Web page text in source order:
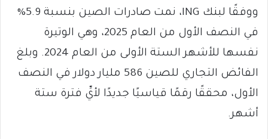
ووفقًا لبنك ING، نمت صادرات الصين بنسبة 5.9%
في النصف الأول من العام 2025، وهي الوتيرة
نفسها للأشهر الستة الأولى من العام 2024. وبلغ
الفائض التجاري للصين 586 مليار دولار في النصف
الأول، محققًا رقمًا قياسيًا جديدًا لأيِّ فترة ستة
أشهر.